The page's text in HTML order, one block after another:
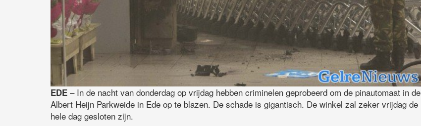
EDE – In de nacht van donderdag op vrijdag hebben criminelen geprobeerd om de pinautomaat in de
Albert Heijn Parkweide in Ede op te blazen. De schade is gigantisch. De winkel zal zeker vrijdag de
hele dag gesloten zijn.